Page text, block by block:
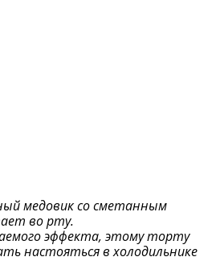
медовик со сметанным
во рту.
эффекта, этому торту
настояться в холодильнике